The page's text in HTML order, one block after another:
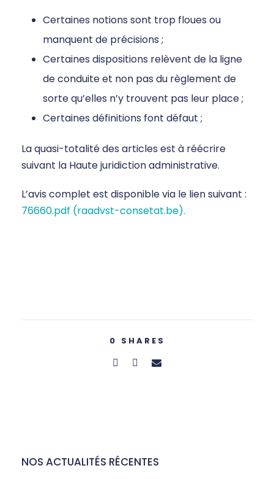
Certaines notions sont trop floues ou
manquent de précisions ;
Certaines dispositions relèvent de la ligne
de conduite et non pas du règlement de
sorte qu’elles n’y trouvent pas leur place ;
Certaines définitions font défaut ;
La quasi-totalité des articles est à réécrire
suivant la Haute juridiction administrative.
L’avis complet est disponible via le lien suivant :
76660.pdf (raadvst-consetat.be).
0 SHARES
NOS ACTUALITÉS RÉCENTES